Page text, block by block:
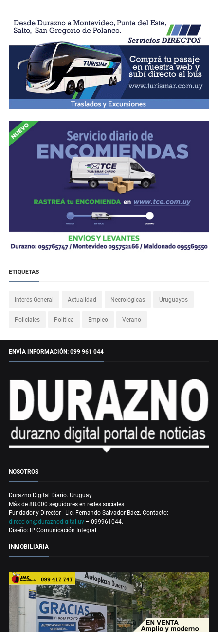
ETIQUETAS
Interés General Actualidad Necrológicas Uruguayos
Policiales Política Empleo Verano
ENVÍA INFORMACIÓN: 099 961 044
NOSOTROS
Durazno Digital Diario. Uruguay.
Más de 88.000 seguidores en redes sociales.
Fundador y Director - Lic. Fernando Salvador Báez. Contacto:
direccion@duraznodigital.uy – 099961044.
Diseño: IP Comunicación Integral.
INMOBILIARIA